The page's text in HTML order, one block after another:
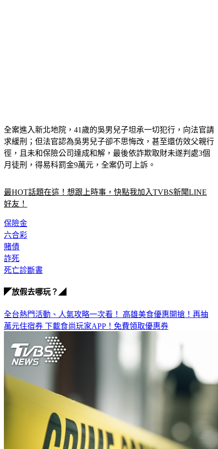
全案進入新北地院，41歲的吳男兒子坦承一切犯行，向法官請
求緩刑；但法官認為吳男兒子卻不思悔改，甚至還仿效父親行
徑，且未和保險公司達成和解，最後依詐欺取財未遂判處3個
月徒刑，得易科罰金9萬元，全案仍可上訴。
最HOT話題在這！想跟上時事，快點我加入TVBS新聞LINE
好友！
保險金
六合彩
賭債
詐死
死亡診斷書
◤放假去哪玩？◢
全台熱門活動、人氣攻略一次看！ 高雄美食優惠開搶！再抽
萬元住宿券 下載食尚玩家APP！免費領取優惠券